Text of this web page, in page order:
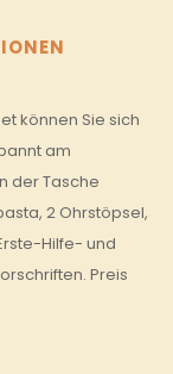
können Sie sich
am
der Tasche
2 Ohrstöpsel,
Hilfe- und
Preis